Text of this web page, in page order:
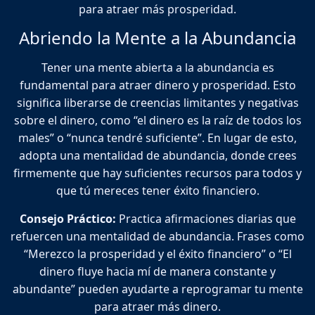
para atraer más prosperidad.
Abriendo la Mente a la Abundancia
Tener una mente abierta a la abundancia es
fundamental para atraer dinero y prosperidad. Esto
significa liberarse de creencias limitantes y negativas
sobre el dinero, como “el dinero es la raíz de todos los
males” o “nunca tendré suficiente”. En lugar de esto,
adopta una mentalidad de abundancia, donde crees
firmemente que hay suficientes recursos para todos y
que tú mereces tener éxito financiero.
Consejo Práctico: Practica afirmaciones diarias que
refuercen una mentalidad de abundancia. Frases como
“Merezco la prosperidad y el éxito financiero” o “El
dinero fluye hacia mí de manera constante y
abundante” pueden ayudarte a reprogramar tu mente
para atraer más dinero.